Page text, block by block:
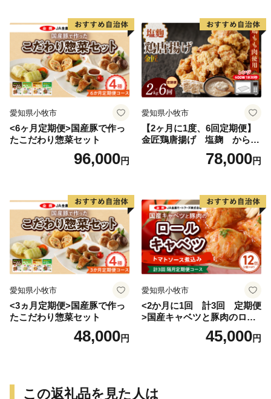
愛知県小牧市
<6ヶ月定期便>国産豚で作っ
たこだわり惣菜セット
96,000円
愛知県小牧市
【2ヶ月に1度、6回定期便】
金匠鶏唐揚げ 塩麹 からあ
78,000円
愛知県小牧市
<3ヵ月定期便>国産豚で作っ
たこだわり惣菜セット
48,000円
愛知県小牧市
<2か月に1回 計3回 定期便
>国産キャベツと豚肉のロー
ルキャベツ（6P入り）
45,000円
この返礼品を見た人は